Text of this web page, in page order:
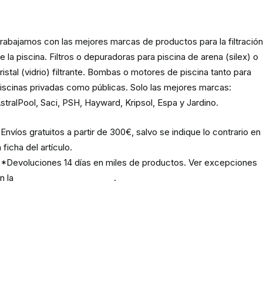
con las mejores marcas de productos para la filtración
la piscina. Filtros o depuradoras para piscina de arena (silex) o
(vidrio) filtrante. Bombas o motores de piscina tanto para
privadas como públicas. Solo las mejores marcas:
Saci, PSH, Hayward, Kripsol, Espa y Jardino.
gratuitos a partir de 300€, salvo se indique lo contrario en
ficha del artículo.
14 días en miles de productos. Ver excepciones
la
.